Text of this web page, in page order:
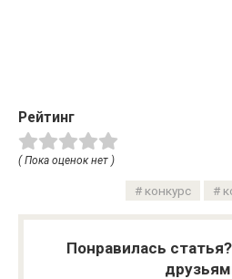
Рейтинг
( Пока оценок нет )
конкурс
Понравилась